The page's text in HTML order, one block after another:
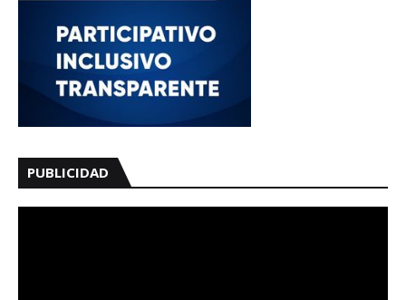
PUBLICIDAD